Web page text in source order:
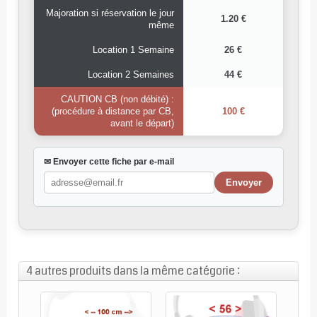
Majoration si réservation le jour
même
1.20 €
Location 1 Semaine 26 €
Location 2 Semaines 44 €
CAUTION CB (non débité) :
(procédure à distance par CB,
avant le départ)
100 €
✉ Envoyer cette fiche par e-mail
4 autres produits dans la même catégorie :